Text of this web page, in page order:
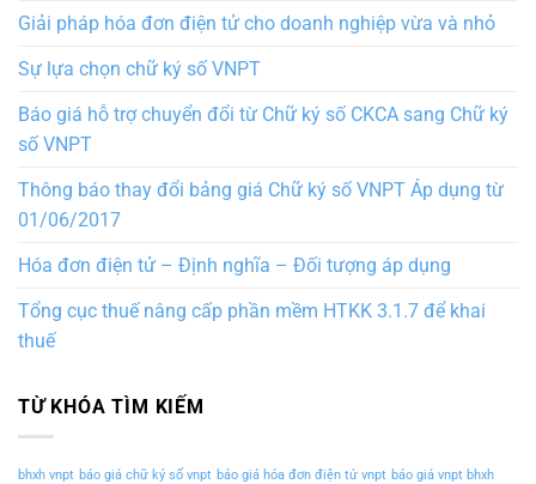
Giải pháp hóa đơn điện tử cho doanh nghiệp vừa và nhỏ
Sự lựa chọn chữ ký số VNPT
Báo giá hỗ trợ chuyển đổi từ Chữ ký số CKCA sang Chữ ký
số VNPT
Thông báo thay đổi bảng giá Chữ ký số VNPT Áp dụng từ
01/06/2017
Hóa đơn điện tử – Định nghĩa – Đối tượng áp dụng
Tổng cục thuế nâng cấp phần mềm HTKK 3.1.7 để khai
thuế
TỪ KHÓA TÌM KIẾM
bhxh vnpt báo giá chữ ký số vnpt báo giá hóa đơn điện tử vnpt báo giá vnpt bhxh